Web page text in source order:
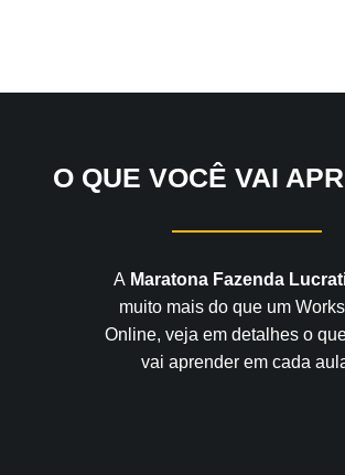
O QUE VOCÊ VAI
A Maratona Fazenda
muito mais do que um
Online, veja em detalhes o
vai aprender em cada